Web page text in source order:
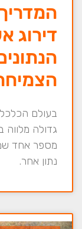
דירוג
בעולם
גדולה מלווה
מספר אחד
נתון אחר.